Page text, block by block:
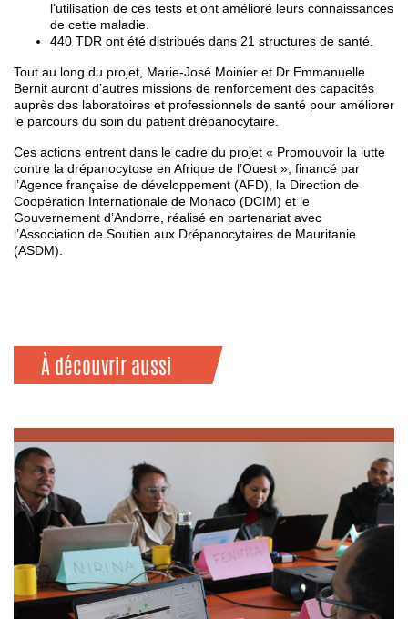
l’utilisation de ces tests et ont amélioré leurs connaissances
de cette maladie.
440 TDR ont été distribués dans 21 structures de santé.
Tout au long du projet, Marie-José Moinier et Dr Emmanuelle
Bernit auront d’autres missions de renforcement des capacités
auprès des laboratoires et professionnels de santé pour améliorer
le parcours du soin du patient drépanocytaire.
Ces actions entrent dans le cadre du projet « Promouvoir la lutte
contre la drépanocytose en Afrique de l’Ouest », financé par
l’Agence française de développement (AFD), la Direction de
Coopération Internationale de Monaco (DCIM) et le
Gouvernement d’Andorre, réalisé en partenariat avec
l’Association de Soutien aux Drépanocytaires de Mauritanie
(ASDM).
À découvrir aussi